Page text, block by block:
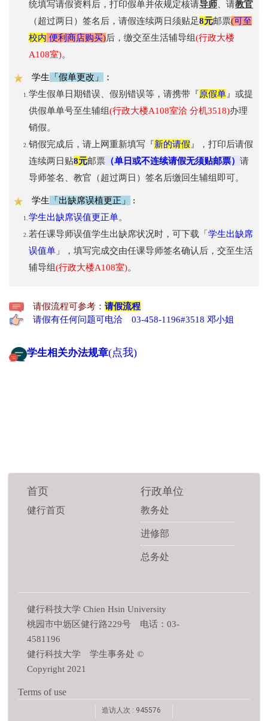
统填写请假资料后，打印假单并依规定核请导师 、请教官
（超过两日） 签名后，请假连续两日须贴足8元邮票(可至
校内 便利商店购买)后，缴交至生活辅导组(行政大楼
A108室)。
学生 「假单更改」
：
学生假单日期错误、假别错误等，请携带『原假单 』或提
供假单单号至生辅组(行政大楼A108室洽 分机3518)办理
销假。
销假完成后，请上网重新填写『新的请假 』，打印后请假
连续两日贴8元邮票 （单日或不连续请假无须贴邮票） 请
导师签名、教官 （超过两日） 签名后缴回生辅组即可。
学生 「出缺席误植更正」
:
学生出缺席误值更正单。
若任课导师误值学生出缺席状况时，可下载「学生出缺席
误值单 」，填写完成交由任课导师签名确认后，交至生活
辅导组(行政大楼A108室)。
​ 请假流程可参考： 请假流程
请假有任何问题可电洽 03-458-1196#3518 邓小姐
学生相关办法规章(点我)
首页
健行首页
行政单位
教务处
进修部
总务处
健行科技大学 Chien Hsin University
桃园市中坜区健行路229号 电话：03-
4581196
健行科技大学 学生事务处 ©
Copyright 2021
Terms of use
造访人次 : 945576